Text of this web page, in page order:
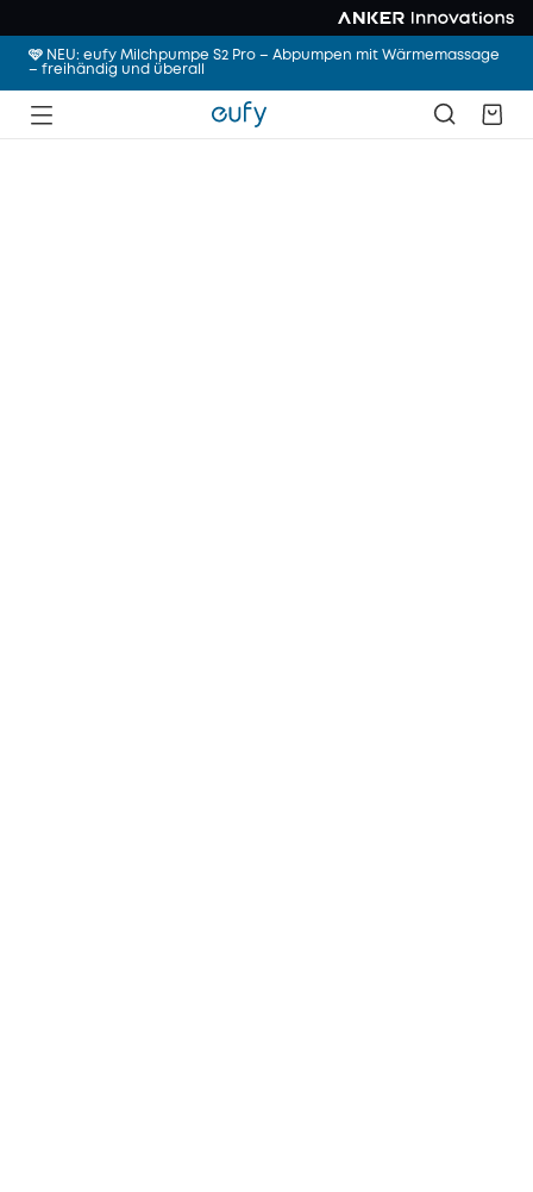
🩷 NEU: eufy Milchpumpe S2 Pro – Abpumpen mit Wärmemassage
– freihändig und überall